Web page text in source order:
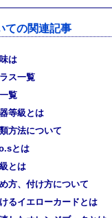
ての関連記事
は
ス一覧
覧
等級とは
方法について
とは
とは
方、付け方について
るイエローカードとは